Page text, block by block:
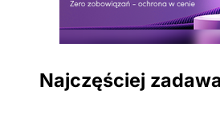
Najczęściej